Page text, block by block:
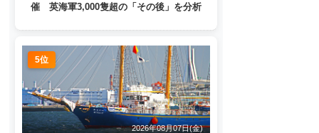
催 英海軍3,000隻超の「その後」を分析
5位
2026年08月07日(金)